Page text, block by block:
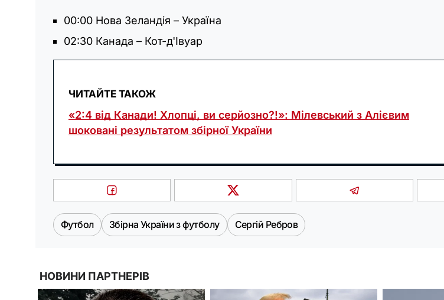
00:00 Нова Зеландія – Україна
02:30 Канада – Кот-д'Івуар
ЧИТАЙТЕ ТАКОЖ
«2:4 від Канади! Хлопці, ви серйозно?!»: Мілевський з Алієвим
шоковані результатом збірної України
Футбол Збірна України з футболу Сергій Ребров